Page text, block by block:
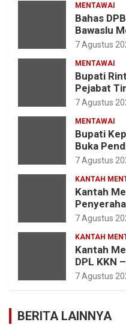
MENTAWAI
Bahas
Bawaslu
Mentawai
7 Agustus
MENTAWAI
Bupati
Pejabat
Pejabat
7 Agustus
MENTAWAI
Bupati
Buka
7 Agustus
KANTAH
Kantah
Kemen
7 Agustus
KANTAH
Kantah
DPL KKN
7 Agustus
BERITA LAINNYA